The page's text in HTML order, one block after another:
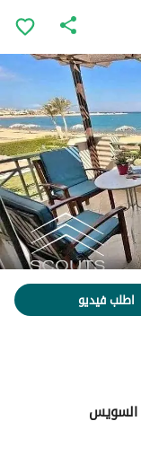
اطلب فيديو
السويس